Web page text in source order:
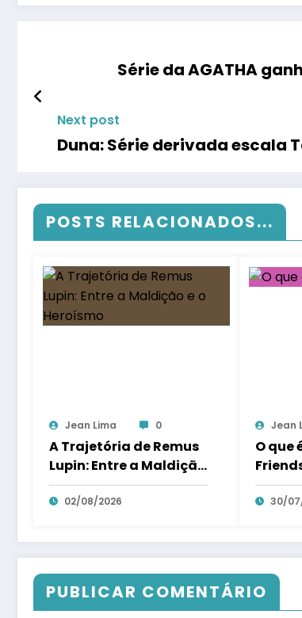
Série da AGATHA
Next post
Duna: Série derivada escala
POSTS RELACIONADOS...
Jean Lima 0
A Trajetória de Remus
Lupin: Entre a Maldição
e o Heroísmo
02/08/2026
Jean
O que
30/
PUBLICAR COMENTÁRIO